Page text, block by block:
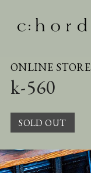
ONLINE STORE
k-560